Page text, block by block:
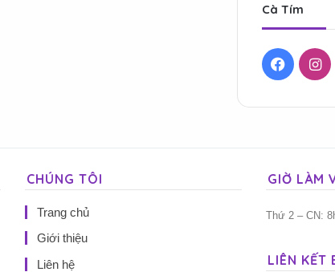
Cà Tím
CHÚNG TÔI
Trang chủ
Giới thiệu
Liên hệ
GIỜ LÀM
Thứ 2 – CN:
LIÊN KẾT